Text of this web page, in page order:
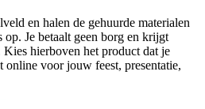
en halen de gehuurde materialen
Je betaalt geen borg en krijgt
hierboven het product dat je
online voor jouw feest, presentatie,